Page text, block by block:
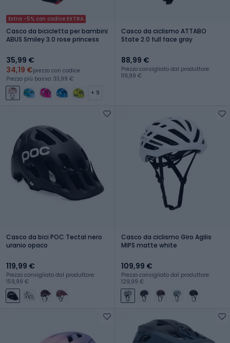
Extra -5% con codice EXTRA
Casco da bicicletta per bambini
ABUS Smiley 3.0 rose princess
35,99 €
34,19 €prezzo con codice
Prezzo più basso: 33,99 €
+ 9
Casco da ciclismo ATTABO
State 2.0 full face gray
88,99 €
Prezzo consigliato dal produttore:
119,99 €
Casco da bici POC Tectal nero
uranio opaco
119,99 €
Prezzo consigliato dal produttore:
159,99 €
Casco da ciclismo Giro Agilis
MIPS matte white
109,99 €
Prezzo consigliato dal produttore:
129,99 €